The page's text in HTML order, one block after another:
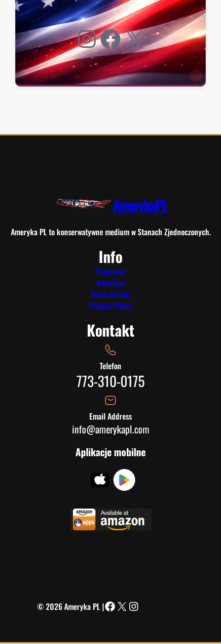
Instagram Facebook X
AmerykaPL
Ameryka PL to konserwatywne medium w Stanach Zjednoczonych.
Info
Programy
Advertise
Terms Of Use
Privacy Policy
Kontakt
Telefon
773-310-0175
Email Address
info@amerykapl.com
Aplikacje mobilne
© 2026 Ameryka PL |
Facebook
X Instagram